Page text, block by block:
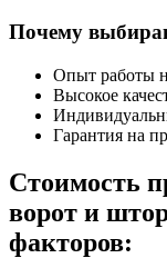
Почему
Опыт работы
Высокое
Гарантия на
Стоимость
ворот и
факторов: